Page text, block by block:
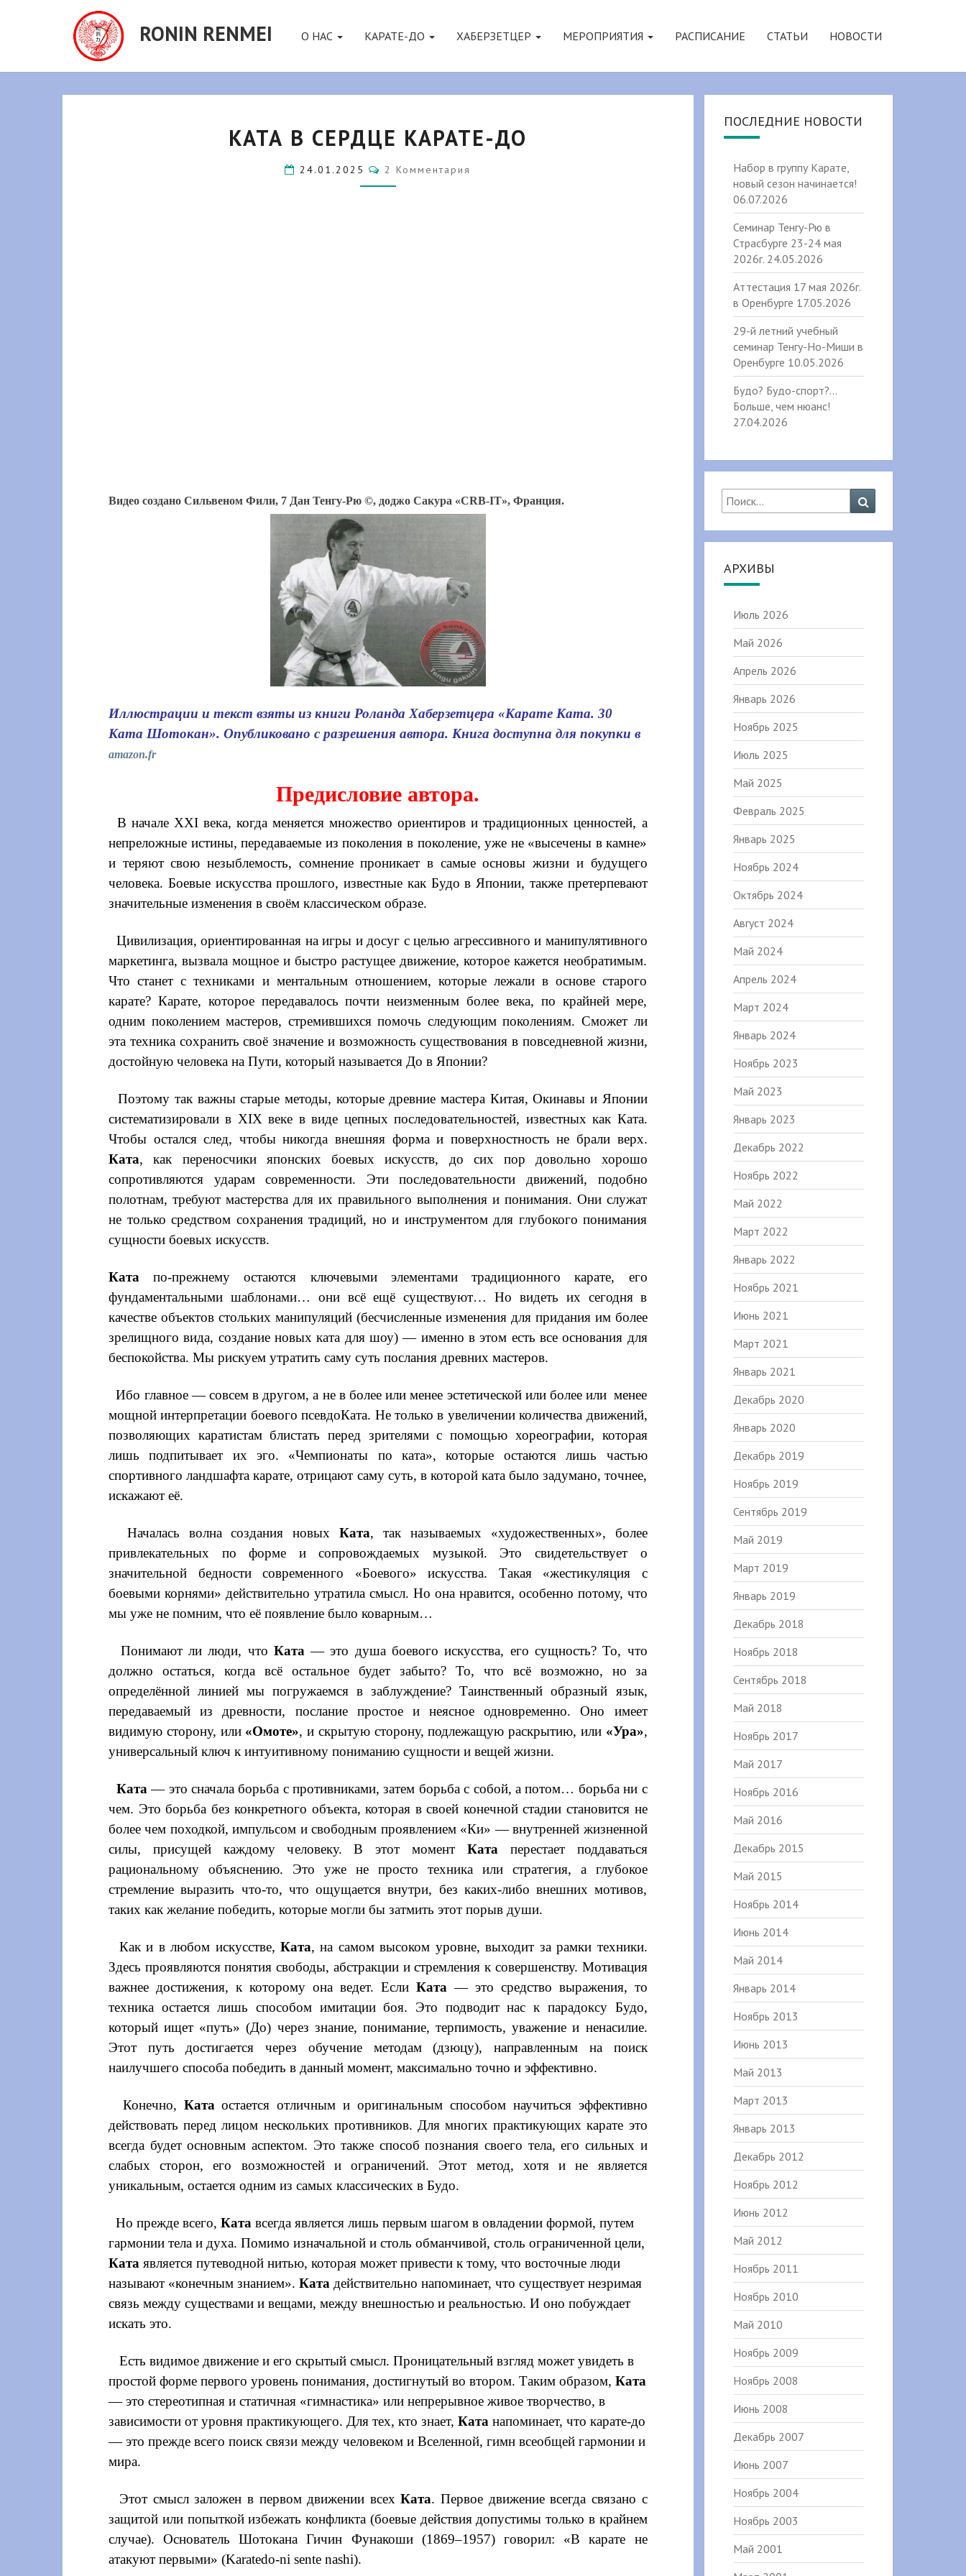
RONIN RENMEI О НАС КАРАТЕ-ДО ХАБЕРЗЕТЦЕР МЕРОПРИЯТИЯ РАСПИСАНИЕ СТАТЬИ НОВОСТИ
В
СЕРДЦЕ
КАРАТЕ-
КАТА В СЕРДЦЕ КАРАТЕ-ДО
24.01.2025 Комментарии
2 Комментария
Видео создано Сильвеном Фили, 7 Дан Тенгу-Рю ©, доджо Сакура «CRB-IT», Франция.
Иллюстрации и текст взяты из книги Роланда Хаберзетцера «Карате Ката. 30
Ката Шотокан». Опубликовано с разрешения автора. Книга доступна для покупки в
amazon.fr
Предисловие автора.
В начале XXI века, когда меняется множество ориентиров и традиционных ценностей, а
непреложные истины, передаваемые из поколения в поколение, уже не «высечены в камне»
и теряют свою незыблемость, сомнение проникает в самые основы жизни и будущего
человека. Боевые искусства прошлого, известные как Будо в Японии, также претерпевают
значительные изменения в своём классическом образе.
Цивилизация, ориентированная на игры и досуг с целью агрессивного и манипулятивного
маркетинга, вызвала мощное и быстро растущее движение, которое кажется необратимым.
Что станет с техниками и ментальным отношением, которые лежали в основе старого
карате? Карате, которое передавалось почти неизменным более века, по крайней мере,
одним поколением мастеров, стремившихся помочь следующим поколениям. Сможет ли
эта техника сохранить своё значение и возможность существования в повседневной жизни,
достойную человека на Пути, который называется До в Японии?
Поэтому так важны старые методы, которые древние мастера Китая, Окинавы и Японии
систематизировали в XIX веке в виде цепных последовательностей, известных как Ката.
Чтобы остался след, чтобы никогда внешняя форма и поверхностность не брали верх.
Ката, как переносчики японских боевых искусств, до сих пор довольно хорошо
сопротивляются ударам современности. Эти последовательности движений, подобно
полотнам, требуют мастерства для их правильного выполнения и понимания. Они служат
не только средством сохранения традиций, но и инструментом для глубокого понимания
сущности боевых искусств.
Ката по-прежнему остаются ключевыми элементами традиционного карате, его
фундаментальными шаблонами… они всё ещё существуют… Но видеть их сегодня в
качестве объектов стольких манипуляций (бесчисленные изменения для придания им более
зрелищного вида, создание новых ката для шоу) — именно в этом есть все основания для
беспокойства. Мы рискуем утратить саму суть послания древних мастеров.
Ибо главное — совсем в другом, а не в более или менее эстетической или более или менее
мощной интерпретации боевого псевдоКата. Не только в увеличении количества движений,
позволяющих каратистам блистать перед зрителями с помощью хореографии, которая
лишь подпитывает их эго. «Чемпионаты по ката», которые остаются лишь частью
спортивного ландшафта карате, отрицают саму суть, в которой ката было задумано, точнее,
искажают её.
Началась волна создания новыхКата, так называемых «художественных», более
привлекательных по форме и сопровождаемых музыкой. Это свидетельствует о
значительной бедности современного «Боевого» искусства. Такая «жестикуляция с
боевыми корнями» действительно утратила смысл. Но она нравится, особенно потому, что
мы уже не помним, что её появление было коварным…
Понимают ли люди, что Ката — это душа боевого искусства, его сущность? То, что
должно остаться, когда всё остальное будет забыто? То, что всё возможно, но за
определённой линией мы погружаемся в заблуждение? Таинственный образный язык,
передаваемый из древности, послание простое и неясное одновременно. Оно имеет
видимую сторону, или «Омоте», и скрытую сторону, подлежащую раскрытию, или «Ура»,
универсальный ключ к интуитивному пониманию сущности и вещей жизни.
Ката — это сначала борьба с противниками, затем борьба с собой, а потом… борьба ни с
чем. Это борьба без конкретного объекта, которая в своей конечной стадии становится не
более чем походкой, импульсом и свободным проявлением «Ки» — внутренней жизненной
силы, присущей каждому человеку. В этот момент Ката перестает поддаваться
рациональному объяснению. Это уже не просто техника или стратегия, а глубокое
стремление выразить что-то, что ощущается внутри, без каких-либо внешних мотивов,
таких как желание победить, которые могли бы затмить этот порыв души.
Как и в любом искусстве,Ката, на самом высоком уровне, выходит за рамки техники.
Здесь проявляются понятия свободы, абстракции и стремления к совершенству. Мотивация
важнее достижения, к которому она ведет. Если Ката — это средство выражения, то
техника остается лишь способом имитации боя. Это подводит нас к парадоксу Будо,
который ищет «путь» (До) через знание, понимание, терпимость, уважение и ненасилие.
Этот путь достигается через обучение методам (дзюцу), направленным на поиск
наилучшего способа победить в данный момент, максимально точно и эффективно.
Конечно, Ката остается отличным и оригинальным способом научиться эффективно
действовать перед лицом нескольких противников. Для многих практикующих карате это
всегда будет основным аспектом. Это также способ познания своего тела, его сильных и
слабых сторон, его возможностей и ограничений. Этот метод, хотя и не является
уникальным, остается одним из самых классических в Будо.
Но прежде всего, Ката всегда является лишь первым шагом в овладении формой, путем
гармонии тела и духа. Помимо изначальной и столь обманчивой, столь ограниченной цели,
Ката является путеводной нитью, которая может привести к тому, что восточные люди
называют «конечным знанием». Ката действительно напоминает, что существует незримая
связь между существами и вещами, между внешностью и реальностью. И оно побуждает
искать это.
Есть видимое движение и его скрытый смысл. Проницательный взгляд может увидеть в
простой форме первого уровень понимания, достигнутый во втором. Таким образом, Ката
— это стереотипная и статичная «гимнастика» или непрерывное живое творчество, в
зависимости от уровня практикующего. Для тех, кто знает, Ката напоминает, что карате-до
— это прежде всего поиск связи между человеком и Вселенной, гимн всеобщей гармонии и
мира.
Этот смысл заложен в первом движении всехКата. Первое движение всегда связано с
защитой или попыткой избежать конфликта (боевые действия допустимы только в крайнем
случае). Основатель Шотокана Гичин Фунакоши (1869–1957) говорил: «В карате не
атакуют первыми» (Karatedo-ni sente nashi).
ПОСЛЕДНИЕ НОВОСТИ
Набор в группу Карате,
новый сезон начинается!
06.07.2026
Семинар Тенгу-Рю в
Страсбурге 23-24 мая
2026г. 24.05.2026
Аттестация 17 мая 2026г.
в Оренбурге 17.05.2026
29-й летний учебный
семинар Тенгу-Но-Миши в
Оренбурге 10.05.2026
Будо? Будо-спорт?…
Больше, чем нюанс!
27.04.2026
Найти:
АРХИВЫ
Июль 2026
Май 2026
Апрель 2026
Январь 2026
Ноябрь 2025
Июль 2025
Май 2025
Февраль 2025
Январь 2025
Ноябрь 2024
Октябрь 2024
Август 2024
Май 2024
Апрель 2024
Март 2024
Январь 2024
Ноябрь 2023
Май 2023
Январь 2023
Декабрь 2022
Ноябрь 2022
Май 2022
Март 2022
Январь 2022
Ноябрь 2021
Июнь 2021
Март 2021
Январь 2021
Декабрь 2020
Январь 2020
Декабрь 2019
Ноябрь 2019
Сентябрь 2019
Май 2019
Март 2019
Январь 2019
Декабрь 2018
Ноябрь 2018
Сентябрь 2018
Май 2018
Ноябрь 2017
Май 2017
Ноябрь 2016
Май 2016
Декабрь 2015
Май 2015
Ноябрь 2014
Июнь 2014
Май 2014
Январь 2014
Ноябрь 2013
Июнь 2013
Май 2013
Март 2013
Январь 2013
Декабрь 2012
Ноябрь 2012
Июнь 2012
Май 2012
Ноябрь 2011
Ноябрь 2010
Май 2010
Ноябрь 2009
Ноябрь 2008
Июнь 2008
Декабрь 2007
Июнь 2007
Ноябрь 2004
Ноябрь 2003
Май 2001